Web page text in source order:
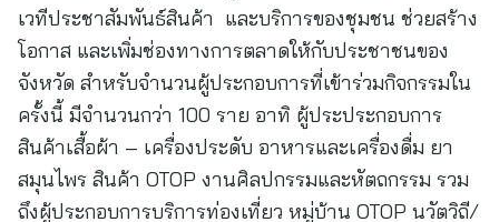
เวทีประชาสัมพันธ์สินค้า และบริการของชุมชน ช่วยสร้าง
โอกาส และเพิ่มช่องทางการตลาดให้กับประชาชนของ
จังหวัด สำหรับจำนวนผู้ประกอบการที่เข้าร่วมกิจกรรมใน
ครั้งนี้ มีจำนวนกว่า 100 ราย อาทิ ผู้ประประกอบการ
สินค้าเสื้อผ้า – เครื่องประดับ อาหารและเครื่องดื่ม ยา
สมุนไพร สินค้า OTOP งานศิลปกรรมและหัตถกรรม รวม
ถึงผู้ประกอบการบริการท่องเที่ยว หมู่บ้าน OTOP นวัตวิถี/